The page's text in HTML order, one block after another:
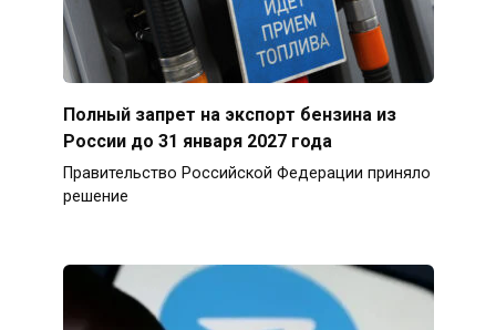
Полный запрет на экспорт бензина из
России до 31 января 2027 года
Правительство Российской Федерации приняло
решение